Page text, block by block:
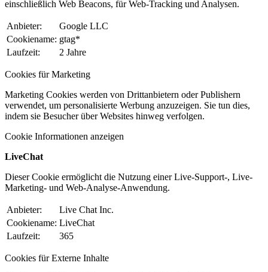
einschließlich Web Beacons, für Web-Tracking und Analysen.
Anbieter:
Google LLC
Cookiename: gtag*
Laufzeit:
2 Jahre
Cookies für Marketing
Marketing Cookies werden von Drittanbietern oder Publishern
verwendet, um personalisierte Werbung anzuzeigen. Sie tun dies,
indem sie Besucher über Websites hinweg verfolgen.
Cookie Informationen anzeigen
LiveChat
Dieser Cookie ermöglicht die Nutzung einer Live-Support-, Live-
Marketing- und Web-Analyse-Anwendung.
Anbieter:
Live Chat Inc.
Cookiename: LiveChat
Laufzeit:
365
Cookies für Externe Inhalte